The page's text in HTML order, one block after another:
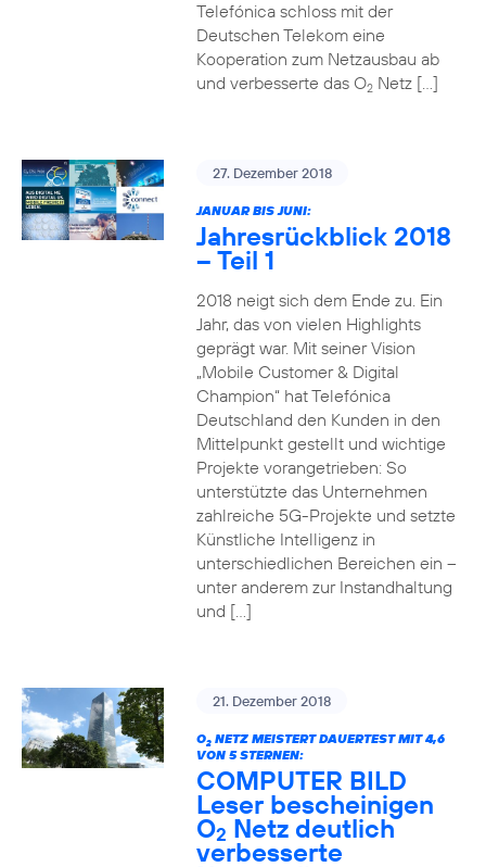
Telefónica schloss mit der
Deutschen Telekom eine
Kooperation zum Netzausbau ab
und verbesserte das O2Netz […]
27. Dezember 2018
JANUAR BIS JUNI:
Jahresrückblick 2018
– Teil 1
2018 neigt sich dem Ende zu. Ein
Jahr, das von vielen Highlights
geprägt war. Mit seiner Vision
„Mobile Customer & Digital
Champion“ hat Telefónica
Deutschland den Kunden in den
Mittelpunkt gestellt und wichtige
Projekte vorangetrieben: So
unterstützte das Unternehmen
zahlreiche 5G-Projekte und setzte
Künstliche Intelligenz in
unterschiedlichen Bereichen ein –
unter anderem zur Instandhaltung
und […]
21. Dezember 2018
O2NETZ MEISTERT DAUERTEST MIT 4,6
VON 5 STERNEN:
COMPUTER BILD
Leser bescheinigen
O2 Netz deutlich
verbesserte